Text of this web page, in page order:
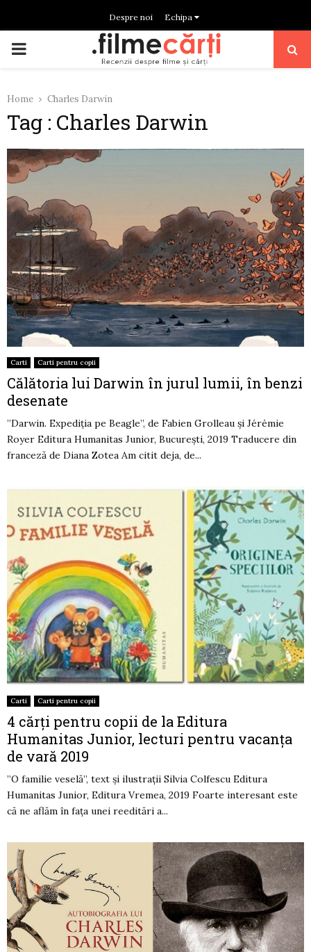
Despre noi Echipa
PRIMARY
Home Charles Darwin
Tag : Charles Darwin
Carti Carti pentru copii
Călătoria lui Darwin în jurul lumii, în benzi
desenate
”Darwin. Expediția pe Beagle”, de Fabien Grolleau și Jérémie
Royer Editura Humanitas Junior, București, 2019 Traducere din
franceză de Diana Zotea Am citit deja, de...
Carti Carti pentru copii
4 cărți pentru copii de la Editura
Humanitas Junior, lecturi pentru vacanța
de vară 2019
”O familie veselă”, text și ilustrații Silvia Colfescu Editura
Humanitas Junior, Editura Vremea, 2019 Foarte interesant este
că ne aflăm în fața unei reeditări a...